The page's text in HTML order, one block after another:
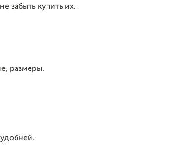
забыть купить их.
размеры.